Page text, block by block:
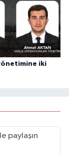
iki